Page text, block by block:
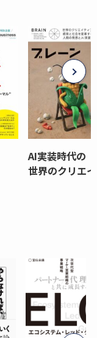
AI実装時代の
世界のクリエ